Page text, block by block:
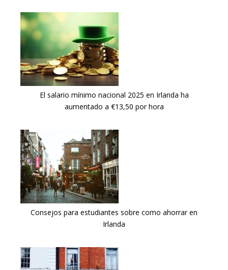
El salario mínimo nacional 2025 en Irlanda ha
aumentado a €13,50 por hora
Consejos para estudiantes sobre como ahorrar en
Irlanda